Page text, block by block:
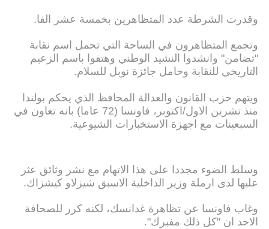
وقدرت الشرطة عدد المتظاهرين بخمسة عشر الفا.
وتجمع المتظاهرون في الساحة التي تحمل اسم نقابة
"تضامن" وانشدوا النشيد الوطني وهتفوا باسم الزعيم
التاريخي للنقابة وحامل جائزة نوبل للسلام.
ويتهم حزب القانون والعدالة المحافظ الذي يحكم بولندا
منذ تشرين الاول/اكتوبر، فاونسا (72 عاما) بانه تعاون في
السبعينات مع اجهزة الاستخبارات الشيوعية.
وسلط الضوء مجددا على هذا الاتهام مع نشر وثائق عثر
عليها لدى ارملة وزير الداخلية الاسبق شيزلاو كيشزاك.
وغاب فاونسا عن تظاهرة غدانسك، لكنه كرر للصحافة
الاحد ان "كل ذلك مفبرك".